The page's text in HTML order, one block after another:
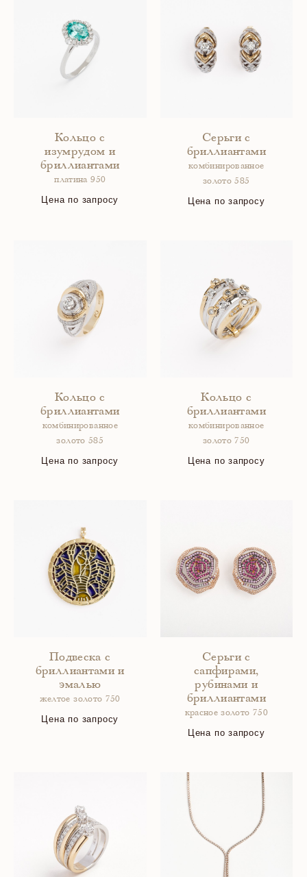
Кольцо с
изумрудом и
бриллиантами
платина 950
Цена по запросу
Серьги с
бриллиантами
комбинированное
золото 585
Цена по запросу
Кольцо с
бриллиантами
комбинированное
золото 585
Цена по запросу
Кольцо с
бриллиантами
комбинированное
золото 750
Цена по запросу
Подвеска с
бриллиантами и
эмалью
желтое золото 750
Цена по запросу
Серьги с
сапфирами,
рубинами и
бриллиантами
красное золото 750
Цена по запросу